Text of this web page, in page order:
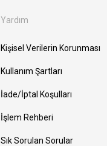
Yardım
Kişisel Verilerin Korunması
Kullanım Şartları
İade/İptal Koşulları
İşlem Rehberi
Sık Sorulan Sorular